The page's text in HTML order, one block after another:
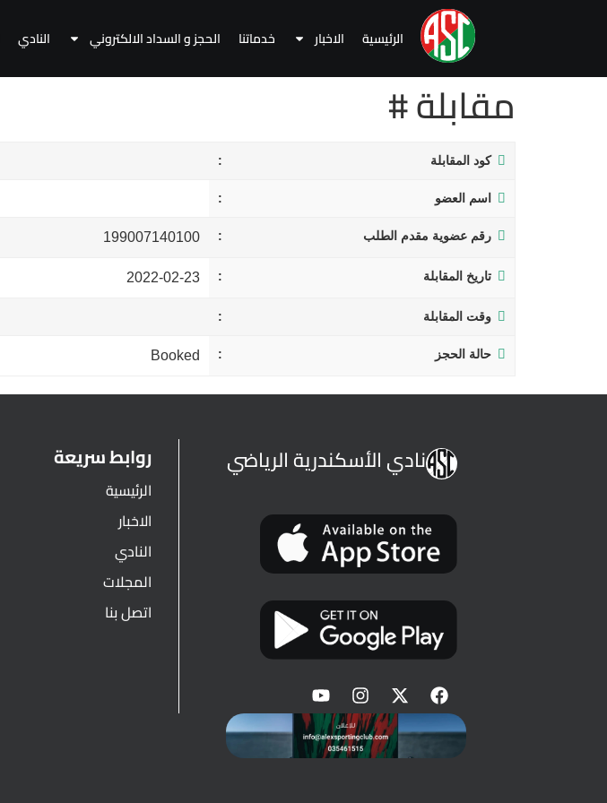
الرئيسية الاخبار خدماتنا الحجز و السداد الالكتروني النادي
مقابلة #
كود المقابلة
اسم العضو
رقم عضوية مقدم الطلب 199007140100
تاريخ المقابلة 2022-02-23
وقت المقابلة
حالة الحجز Booked
نادي الأسكندرية الرياضي روابط سريعة
الرئيسية
الاخبار
النادي
المجلات
اتصل بنا